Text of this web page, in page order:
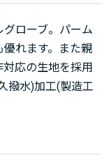
ローブ。パーム
れます。また親
応の生地を採用
撥水)加工(製造工